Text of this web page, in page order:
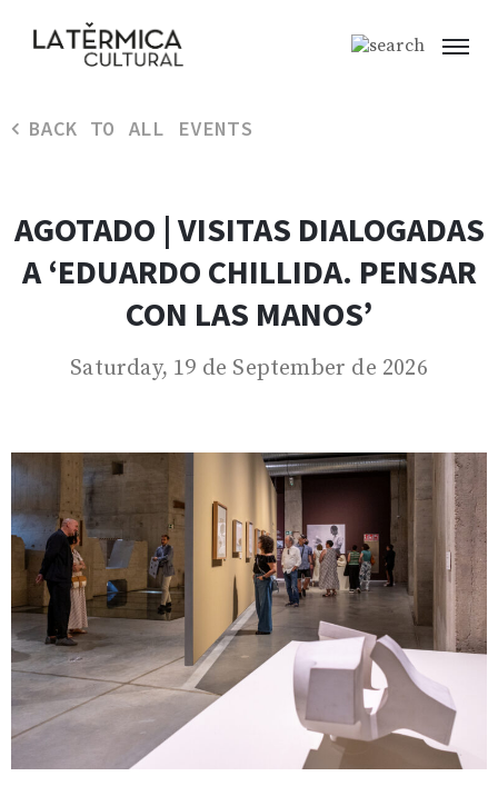
BACK TO ALL EVENTS
AGOTADO | VISITAS DIALOGADAS
A ‘EDUARDO CHILLIDA. PENSAR
CON LAS MANOS’
Saturday, 19 de September de 2026